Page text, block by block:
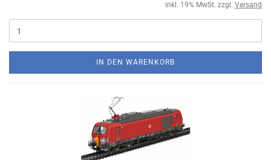
inkl. 19% MwSt. zzgl. Versand
IN DEN WARENKORB